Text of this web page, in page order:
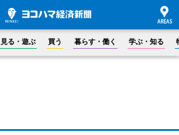
見る・遊ぶ 買う 暮らす・働く 学ぶ・知る